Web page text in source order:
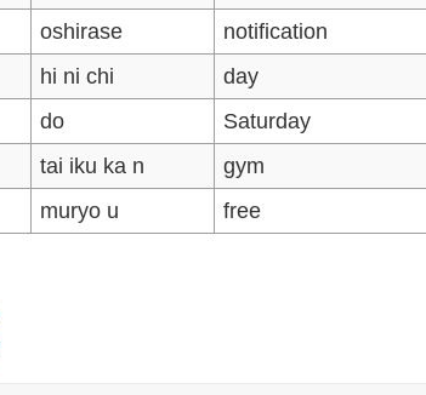
oshirase
notification
hi ni chi
day
do
Saturday
tai iku ka n
gym
muryo u free